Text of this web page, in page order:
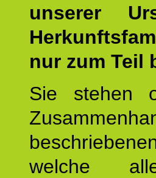
unserer
nur zum Teil
Sie stehen
welche